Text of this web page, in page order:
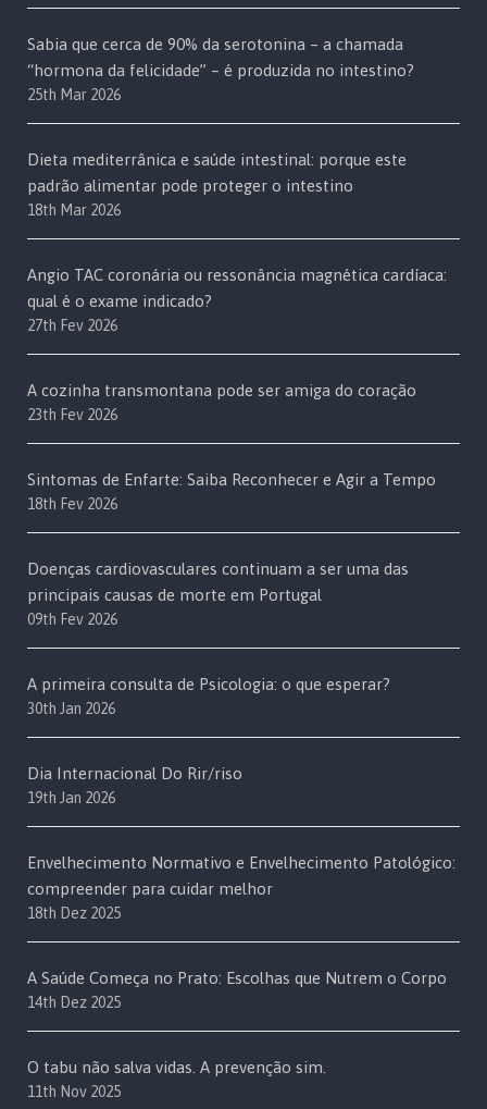
Sabia que cerca de 90% da serotonina – a chamada
“hormona da felicidade” – é produzida no intestino?
25th Mar 2026
Dieta mediterrânica e saúde intestinal: porque este
padrão alimentar pode proteger o intestino
18th Mar 2026
Angio TAC coronária ou ressonância magnética cardíaca:
qual é o exame indicado?
27th Fev 2026
A cozinha transmontana pode ser amiga do coração
23th Fev 2026
Sintomas de Enfarte: Saiba Reconhecer e Agir a Tempo
18th Fev 2026
Doenças cardiovasculares continuam a ser uma das
principais causas de morte em Portugal
09th Fev 2026
A primeira consulta de Psicologia: o que esperar?
30th Jan 2026
Dia Internacional Do Rir/riso
19th Jan 2026
Envelhecimento Normativo e Envelhecimento Patológico:
compreender para cuidar melhor
18th Dez 2025
A Saúde Começa no Prato: Escolhas que Nutrem o Corpo
14th Dez 2025
O tabu não salva vidas. A prevenção sim.
11th Nov 2025